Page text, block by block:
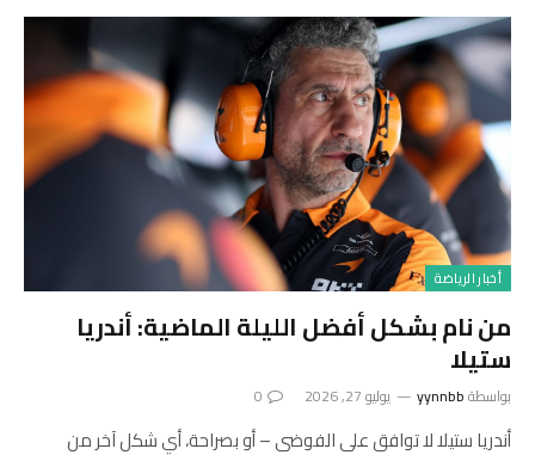
أخبار الرياضة
من نام بشكل أفضل الليلة الماضية: أندريا
ستيلا
بواسطةyynnbb يوليو 27, 2026 0
أندريا ستيلا لا توافق على الفوضى – أو بصراحة، أي شكل آخر من